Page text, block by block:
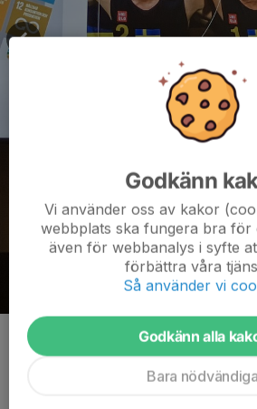
Kommentarer
Godkänn
Vi använder oss av kakor
webbplats ska fungera bra för
även för webbanalys i syfte
förbättra våra
Så använder vi
Godkänn alla
Bara nödvändiga